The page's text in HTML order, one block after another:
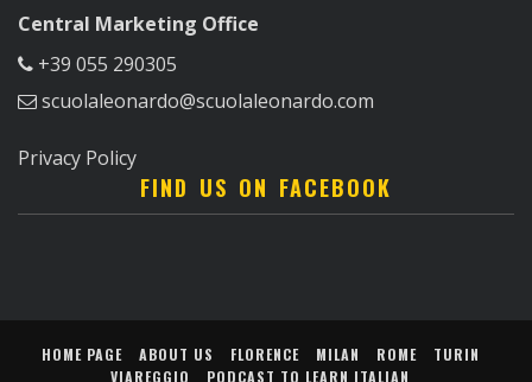
Central Marketing Office
+39 055 290305
scuolaleonardo@scuolaleonardo.com
Privacy Policy
FIND US ON FACEBOOK
HOME PAGE ABOUT US FLORENCE MILAN ROME
TURIN
VIAREGGIO
PODCAST TO LEARN ITALIAN